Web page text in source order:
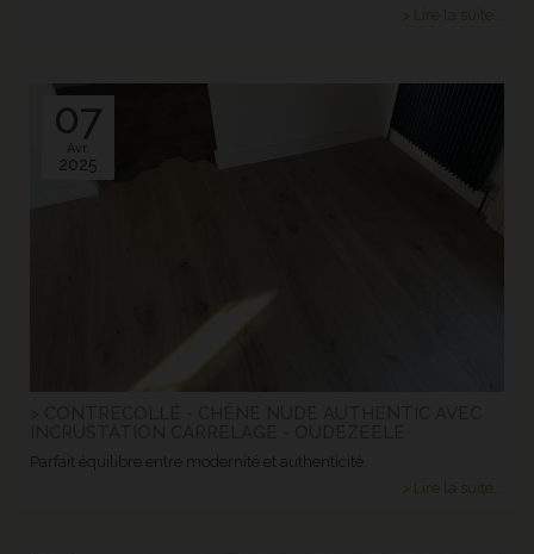
> Lire la suite...
07
Avr.
2025
Parfait équilibre entre modernité et authenticité.
> Lire la suite...